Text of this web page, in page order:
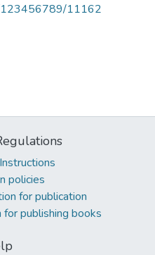
123456789/11162
policies
for publication
publishing books